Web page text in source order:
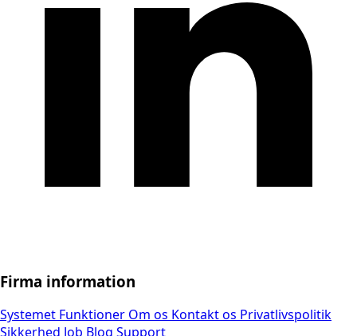
Firma information
Systemet Funktioner Om os Kontakt os Privatlivspolitik
Sikkerhed Job Blog Support